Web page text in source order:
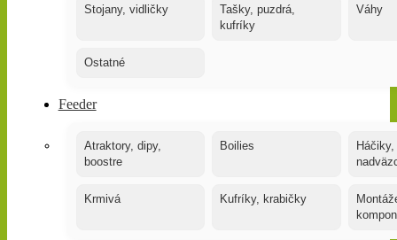
Stojany, vidličky
Tašky, puzdrá,
kufríky
Váhy
Ostatné
Feeder
Atraktory, dipy,
boostre
Boilies
Krmivá Kufríky, krabičky